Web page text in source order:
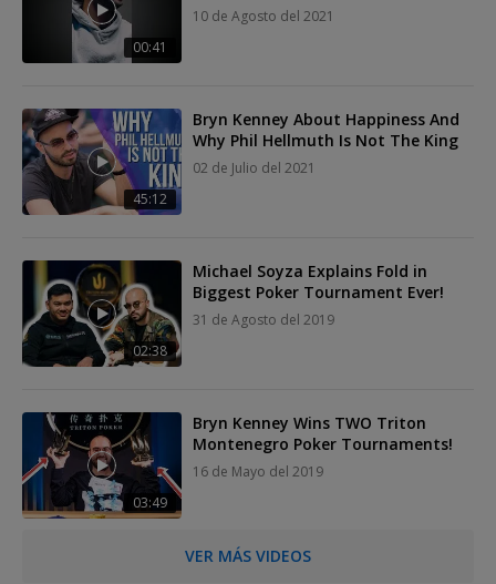
00:41
10 de Agosto del 2021
45:12
Bryn Kenney About Happiness And
Why Phil Hellmuth Is Not The King
02 de Julio del 2021
02:38
Michael Soyza Explains Fold in
Biggest Poker Tournament Ever!
31 de Agosto del 2019
03:49
Bryn Kenney Wins TWO Triton
Montenegro Poker Tournaments!
16 de Mayo del 2019
VER MÁS VIDEOS